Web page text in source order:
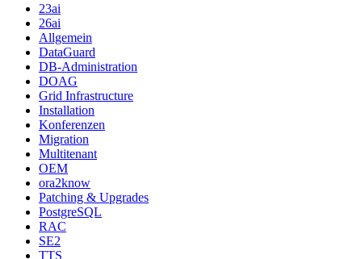
23ai
26ai
Allgemein
DataGuard
DB-Administration
DOAG
Grid Infrastructure
Installation
Konferenzen
Migration
Multitenant
OEM
ora2know
Patching & Upgrades
PostgreSQL
RAC
SE2
TTS